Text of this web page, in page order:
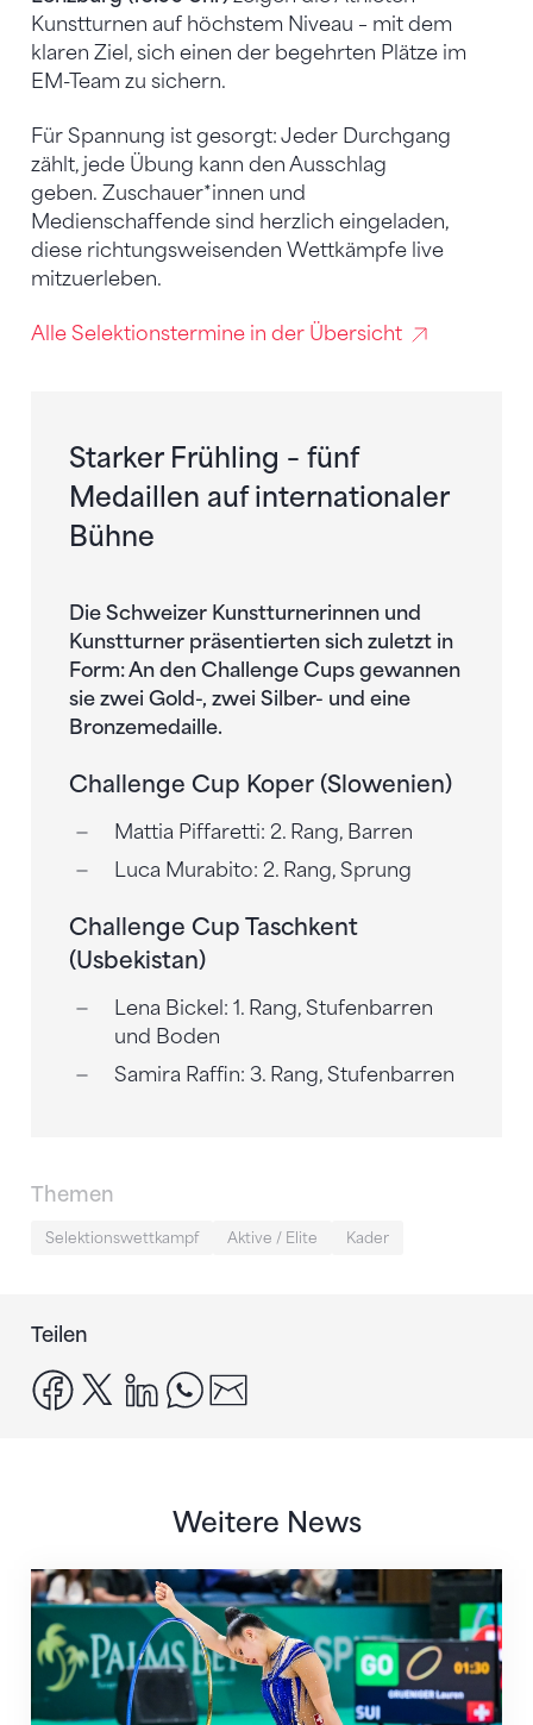
Kunstturnen auf höchstem Niveau – mit dem
klaren Ziel, sich einen der begehrten Plätze im
EM-Team zu sichern.
Für Spannung ist gesorgt: Jeder Durchgang
zählt, jede Übung kann den Ausschlag
geben. Zuschauer*innen und
Medienschaffende sind herzlich eingeladen,
diese richtungsweisenden Wettkämpfe live
mitzuerleben.
Alle Selektionstermine in der Übersicht
Starker Frühling – fünf
Medaillen auf internationaler
Bühne
Die Schweizer Kunstturnerinnen und
Kunstturner präsentierten sich zuletzt in
Form: An den Challenge Cups gewannen
sie zwei Gold-, zwei Silber- und eine
Bronzemedaille.
Challenge Cup Koper (Slowenien)
Mattia Piffaretti: 2. Rang, Barren
Luca Murabito: 2. Rang, Sprung
Challenge Cup Taschkent
(Usbekistan)
Lena Bickel: 1. Rang, Stufenbarren
und Boden
Samira Raffin: 3. Rang, Stufenbarren
Themen
Selektionswettkampf Aktive / Elite Kader
Teilen
facebook
x linkedinwhatsapp
Weitere News
Nächster Halt: Weltmeisterschaft